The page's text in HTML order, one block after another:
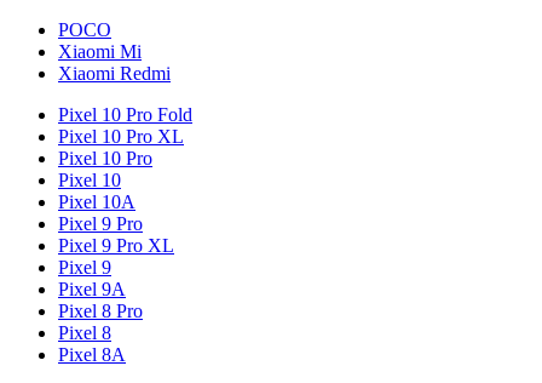
POCO
Xiaomi Mi
Xiaomi Redmi
Pixel 10 Pro Fold
Pixel 10 Pro XL
Pixel 10 Pro
Pixel 10
Pixel 10A
Pixel 9 Pro
Pixel 9 Pro XL
Pixel 9
Pixel 9A
Pixel 8 Pro
Pixel 8
Pixel 8A